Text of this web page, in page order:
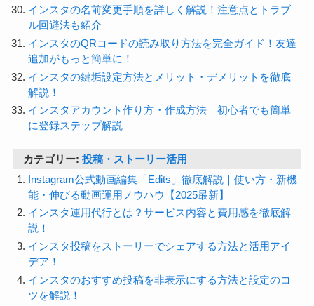
インスタの名前変更手順を詳しく解説！注意点とトラブ
ル回避法も紹介
インスタのQRコードの読み取り方法を完全ガイド！友達
追加がもっと簡単に！
インスタの鍵垢設定方法とメリット・デメリットを徹底
解説！
インスタアカウント作り方・作成方法｜初心者でも簡単
に登録ステップ解説
カテゴリー: 投稿・ストーリー活用
Instagram公式動画編集「Edits」徹底解説｜使い方・新機
能・伸びる動画運用ノウハウ【2025最新】
インスタ運用代行とは？サービス内容と費用感を徹底解
説！
インスタ投稿をストーリーでシェアする方法と活用アイ
デア！
インスタのおすすめ投稿を非表示にする方法と設定のコ
ツを解説！